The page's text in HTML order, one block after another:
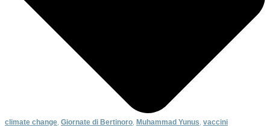
climate change Giornate di Bertinoro Muhammad Yunus vaccini